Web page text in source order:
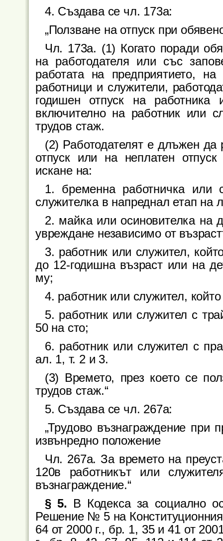
4. Създава се чл. 173а:
„Ползване на отпуск при
Чл. 173а. (1) Когато поради
на работодателя или със
работата на предприятието,
работници и служители,
годишен отпуск на работника
включително на работник или
трудов стаж.
(2) Работодателят е длъжен да
отпуск или на неплатен
искане на:
1. бременна работничка или
служителка в напреднал етап на
2. майка или осиновителка на
увреждане независимо от
3. работник или служител,
до 12-годишна възраст или на
му;
4. работник или служител,
5. работник или служител с
50 на сто;
6. работник или служител с
ал. 1, т. 2 и 3.
(3) Времето, през което се
трудов стаж.“
5. Създава се чл. 267а:
„Трудово възнаграждение при
извънредно положение
Чл. 267а. За времето на
120в работникът или
възнаграждение.“
§ 5. В Кодекса за социално
Решение № 5 на
64 от 2000 г., бр. 1, 35 и 41 от